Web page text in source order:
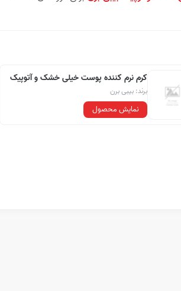
کرم نرم کننده پوست خیلی خشک و آتوپیک
برند: بیبی برن
نمایش محصول